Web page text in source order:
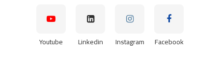
Facebook
Instagram
Linkedin
Youtube